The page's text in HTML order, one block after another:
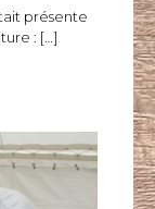
présente
: […]